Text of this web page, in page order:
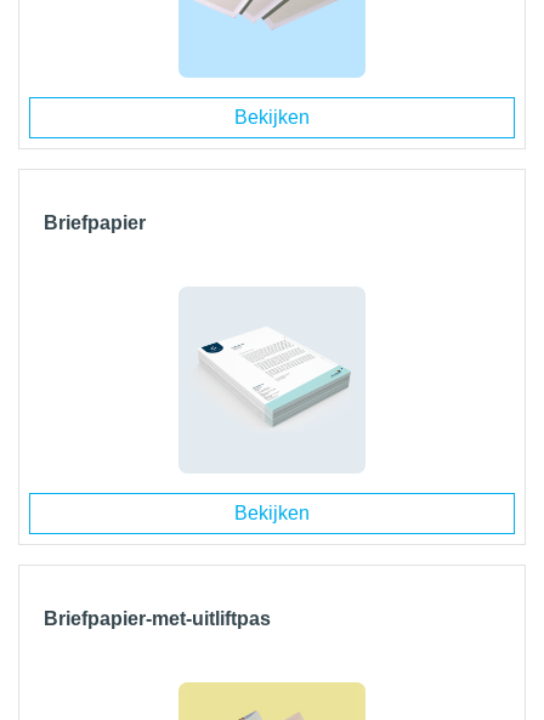
Bekijken
Briefpapier
Bekijken
Briefpapier-met-uitliftpas